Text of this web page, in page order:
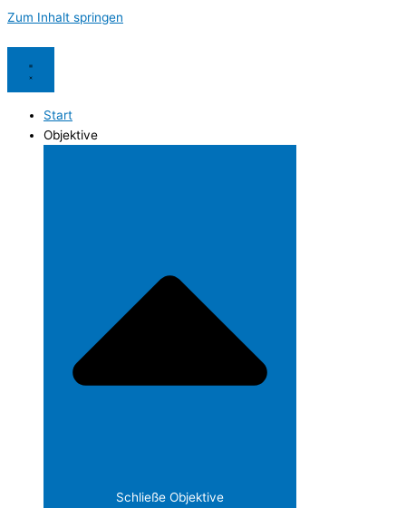
Zum Inhalt springen
Start
Objektive
Schließe Objektive